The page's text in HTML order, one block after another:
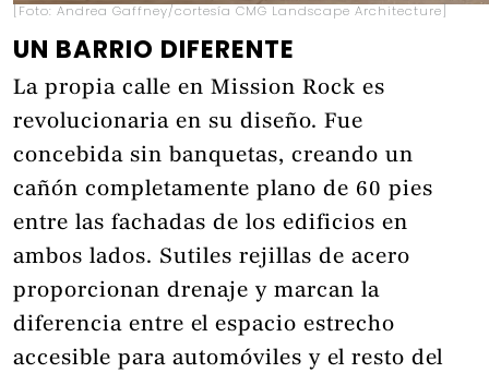
[Foto: Andrea Gaffney/cortesía CMG Landscape Architecture]
UN BARRIO DIFERENTE
La propia calle en Mission Rock es
revolucionaria en su diseño. Fue
concebida sin banquetas, creando un
cañón completamente plano de 60 pies
entre las fachadas de los edificios en
ambos lados. Sutiles rejillas de acero
proporcionan drenaje y marcan la
diferencia entre el espacio estrecho
accesible para automóviles y el resto del